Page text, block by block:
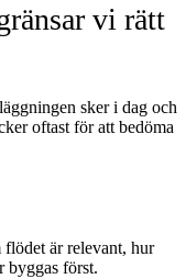
vi rätt
sker i dag och
oftast för att bedöma
är relevant, hur
byggas först.